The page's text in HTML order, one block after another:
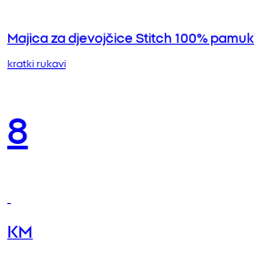
Majica za djevojčice Stitch 100% pamuk
kratki rukavi
8
KM